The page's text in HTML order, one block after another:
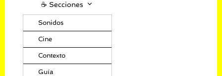
☕️ Secciones
Sonidos
Cine
Contexto
Guía